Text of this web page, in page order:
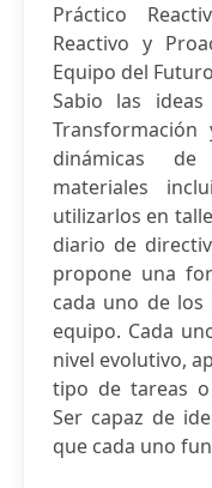
Práctico
Reactivo y
Equipo del
Sabio las
dinámicas
materiales
utilizarlos en
diario de
propone una
cada uno de los
equipo. Cada
nivel evolutivo,
tipo de tareas
Ser capaz de
que cada uno